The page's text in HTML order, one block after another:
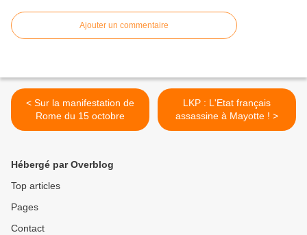
Ajouter un commentaire
< Sur la manifestation de
Rome du 15 octobre
LKP : L'Etat français
assassine à Mayotte ! >
Hébergé par Overblog
Top articles
Pages
Contact